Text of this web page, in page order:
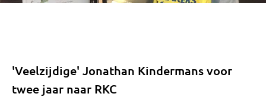
'Veelzijdige' Jonathan Kindermans voor
twee jaar naar RKC